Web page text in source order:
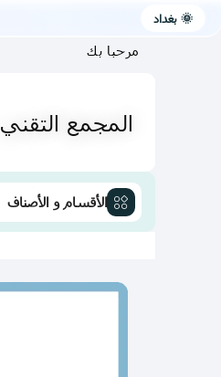
🌞 بغداد
مرحبا بك
المجمع التقني
الأقسام و الأصناف